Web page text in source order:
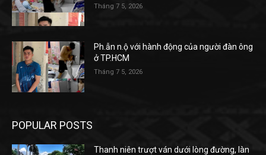
Tháng 7 5, 2026
Ph.ẫn n.ộ với hành động của người đàn ông
ở TP.HCM
Tháng 7 5, 2026
POPULAR POSTS
Thanh niên trượt ván dưới lòng đường, làn